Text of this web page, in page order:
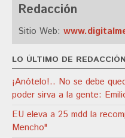
Redacción
Sitio Web:
LO ÚLTIMO DE REDACCIÓN
¡Anótelo!.. No se debe
poder sirva a la gente:
EU eleva a 25 mdd la
Mencho"